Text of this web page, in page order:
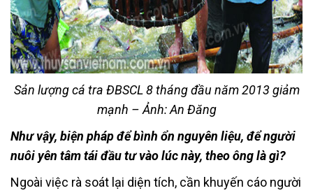
Sản lượng cá tra ĐBSCL 8 tháng đầu năm 2013 giảm
mạnh – Ảnh: An Đăng
Như vậy, biện pháp để bình ổn nguyên liệu, để người
nuôi yên tâm tái đầu tư vào lúc này, theo ông là gì?
Ngoài việc rà soát lại diện tích, cần khuyến cáo người